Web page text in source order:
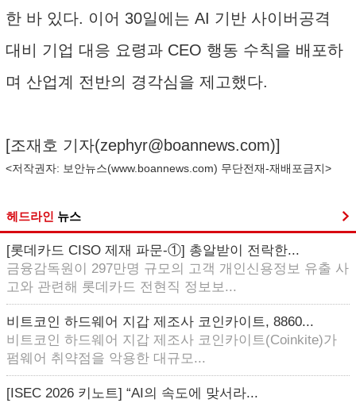
한 바 있다. 이어 30일에는 AI 기반 사이버공격
대비 기업 대응 요령과 CEO 행동 수칙을 배포하
며 산업계 전반의 경각심을 제고했다.
[조재호 기자(zephyr@boannews.com)]
<저작권자: 보안뉴스(www.boannews.com) 무단전재-재배포금지>
헤드라인 뉴스
[롯데카드 CISO 제재 파문-①] 총알받이 전락한...
금융감독원이 297만명 규모의 고객 개인신용정보 유출 사
고와 관련해 롯데카드 전현직 정보보...
비트코인 하드웨어 지갑 제조사 코인카이트, 8860...
비트코인 하드웨어 지갑 제조사 코인카이트(Coinkite)가
펌웨어 취약점을 악용한 대규모...
[ISEC 2026 키노트] “AI의 속도에 맞서라...